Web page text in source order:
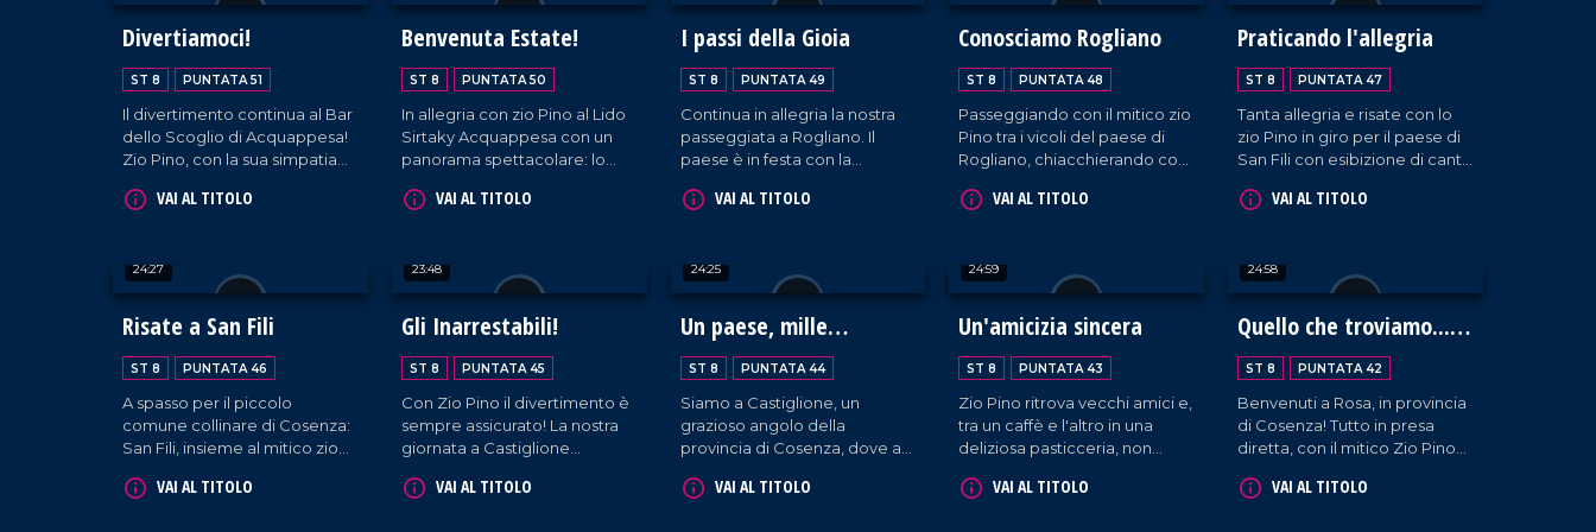
Divertiamoci!
ST 8 PUNTATA 51
Il divertimento continua al Bar
dello Scoglio di Acquappesa!
Zio Pino, con la sua simpatia
turisti in vacanza. E come
nostri amici canterini. Un
grazie speciale anche al
sindaco che è venuto a
salutarci!
VAI AL TITOLO
Benvenuta Estate!
ST 8 PUNTATA 50
In allegria con zio Pino al Lido
Sirtaky Acquappesa con un
panorama spettacolare: lo
VAI AL TITOLO
I passi della Gioia
ST 8 PUNTATA 49
Continua in allegria la nostra
passeggiata a Rogliano. Il
paese è in festa con la
trampolieri che, con la loro
VAI AL TITOLO
Conosciamo Rogliano
ST 8 PUNTATA 48
Passeggiando con il mitico zio
Pino tra i vicoli del paese di
Rogliano, chiacchierando con
cantina secolare del 700.
VAI AL TITOLO
Praticando l'allegria
ST 8 PUNTATA 47
Tanta allegria e risate con lo
zio Pino in giro per il paese di
San Fili con esibizione di canti
VAI AL TITOLO
24:27
Risate a San Fili
ST 8 PUNTATA 46
A spasso per il piccolo
comune collinare di Cosenza:
San Fili, insieme al mitico zio
conversazioni con la gente
VAI AL TITOLO
23:48
Gli Inarrestabili!
ST 8 PUNTATA 45
Con Zio Pino il divertimento è
sempre assicurato! La nostra
giornata a Castiglione
leggerezza e tanta allegria. Si
VAI AL TITOLO
24:25
Un paese, mille
sorprese!
ST 8 PUNTATA 44
Siamo a Castiglione, un
grazioso angolo della
provincia di Cosenza, dove ad
cittadino. Tuttavia, ad un certo
VAI AL TITOLO
24:59
Un'amicizia sincera
ST 8 PUNTATA 43
Zio Pino ritrova vecchi amici e,
tra un caffè e l'altro in una
deliziosa pasticceria, non
sempre intonate) e incontri da
VAI AL TITOLO
24:58
Quello che troviamo...
troviamo!
ST 8 PUNTATA 42
Benvenuti a Rosa, in provincia
di Cosenza! Tutto in presa
diretta, con il mitico Zio Pino
delle storie del posto. Tra
VAI AL TITOLO